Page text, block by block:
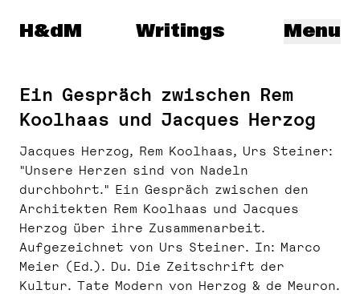
Herzog & de Meuron
H&dM Menu
Writings
Ein Gespräch zwischen Rem
Koolhaas und Jacques Herzog
Jacques Herzog, Rem Koolhaas, Urs Steiner:
"Unsere Herzen sind von Nadeln
durchbohrt." Ein Gespräch zwischen den
Architekten Rem Koolhaas und Jacques
Herzog über ihre Zusammenarbeit.
Aufgezeichnet von Urs Steiner. In: Marco
Meier (Ed.). Du. Die Zeitschrift der
Kultur. Tate Modern von Herzog & de Meuron.